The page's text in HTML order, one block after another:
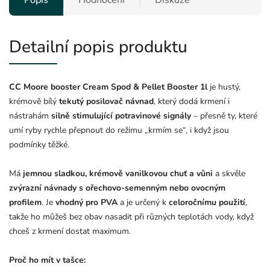
Detailní popis produktu
CC Moore booster Cream Spod & Pellet Booster 1lje hustý,
krémově bílý tekutý posilovač návnad, který dodá krmení i
nástrahám silně stimulující potravinové signály – přesně ty, které
umí ryby rychle přepnout do režimu „krmím se“, i když jsou
podmínky těžké.
Má jemnou sladkou, krémově vanilkovou chuť a vůni a skvěle
zvýrazní návnady s ořechovo‑semenným nebo ovocným
profilem. Je vhodný pro PVA a je určený k celoročnímu použití,
takže ho můžeš bez obav nasadit při různých teplotách vody, když
chceš z krmení dostat maximum.
Proč ho mít v tašce: